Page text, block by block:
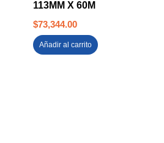
113MM X 60M
$73,344.00
Añadir al carrito